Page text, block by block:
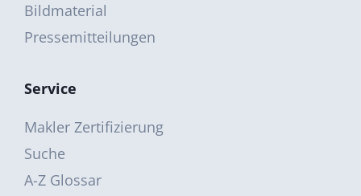
Bildmaterial
Pressemitteilungen
Service
Makler Zertifizierung
Suche
A-Z Glossar